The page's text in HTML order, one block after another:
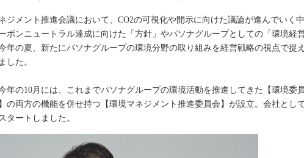
ジメント推進会議において、CO2の可視化や開示に向けた議論が進んでい
ボンニュートラル達成に向けた「方針」やパソナグループとしての「環境経
年の夏、新たにパソナグループの環境分野の取り組みを経営戦略の視点で
した。
年の10月には、これまでパソナグループの環境活動を推進してきた【環境
の両方の機能を併せ持つ【環境マネジメント推進委員会】が設立。会社とし
タートしました。